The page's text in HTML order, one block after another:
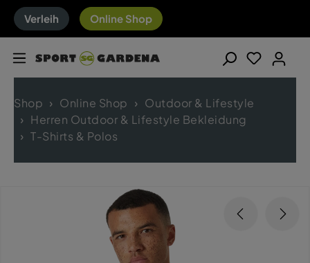
Verleih Online Shop
Shop Online Shop
Outdoor & Lifestyle
Herren Outdoor & Lifestyle Bekleidung
T-Shirts & Polos